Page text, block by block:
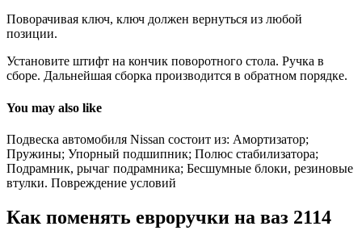
Поворачивая ключ, ключ должен вернуться из любой
позиции.
Установите штифт на кончик поворотного стола. Ручка в
сборе. Дальнейшая сборка производится в обратном порядке.
You may also like
Подвеска автомобиля Nissan состоит из: Амортизатор;
Пружины; Упорный подшипник; Полюс стабилизатора;
Подрамник, рычаг подрамника; Бесшумные блоки, резиновые
втулки. Повреждение условий
Как поменять евроручки на ваз 2114